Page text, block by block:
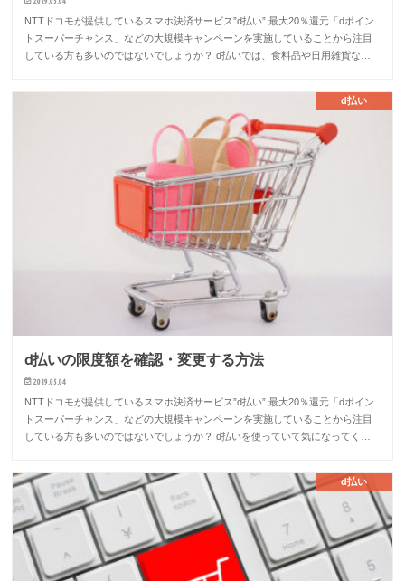
NTTドコモが提供しているスマホ決済サービス”d払い” 最大20％還元「dポイン
トスーパーチャンス」などの大規模キャンペーンを実施していることから注目
している方も多いのではないでしょうか？ d払いでは、食料品や日用雑貨な…
d払い
d払いの限度額を確認・変更する方法
2019.05.04
NTTドコモが提供しているスマホ決済サービス”d払い” 最大20％還元「dポイン
トスーパーチャンス」などの大規模キャンペーンを実施していることから注目
している方も多いのではないでしょうか？ d払いを使っていて気になってく…
d払い